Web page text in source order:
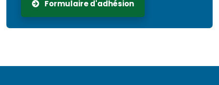
Formulaire d'adhésion